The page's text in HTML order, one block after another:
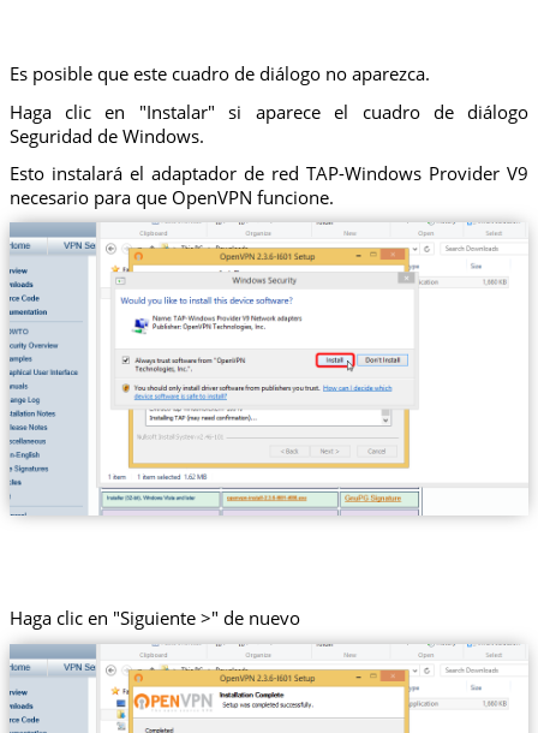
Es posible que este cuadro de diálogo no aparezca.
Haga clic en "Instalar" si aparece el cuadro de diálogo
Seguridad de Windows.
Esto instalará el adaptador de red TAP-Windows Provider V9
necesario para que OpenVPN funcione.
Haga clic en "Siguiente >" de nuevo